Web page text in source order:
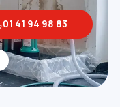
01 41 94 98 83